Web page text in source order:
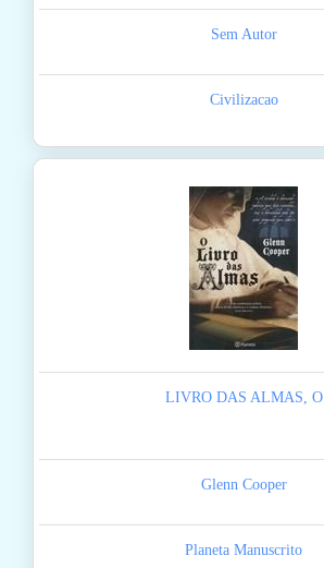
Sem Autor
Civilizacao
LIVRO DAS ALMAS, O
Glenn Cooper
Planeta Manuscrito